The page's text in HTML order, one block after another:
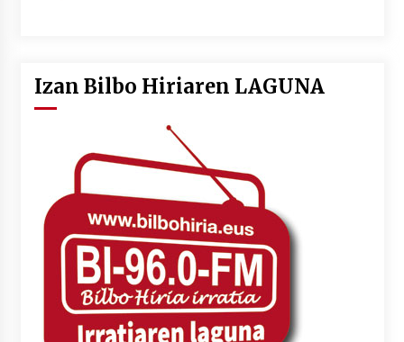
Izan Bilbo Hiriaren LAGUNA